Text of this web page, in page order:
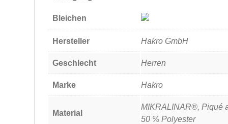
Bleichen
Hersteller Hakro GmbH
Geschlecht Herren
Marke Hakro
Material
MIKRALINAR®, Piqué
50 % Polyester